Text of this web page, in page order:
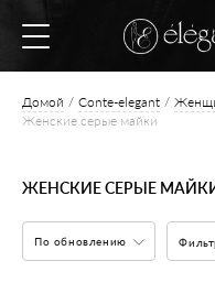
Домой Conte-elegant
Женские серые майки
ЖЕНСКИЕ СЕРЫЕ
По обновлению